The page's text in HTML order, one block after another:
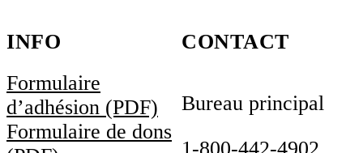
CONTACT
Bureau principal
INFO
Formulaire
d’adhésion (PDF)
Formulaire de dons